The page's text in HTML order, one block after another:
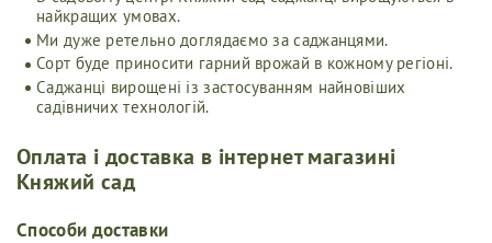
найкращих умовах.
Ми дуже ретельно доглядаємо за саджанцями.
Сорт буде приносити гарний врожай в кожному регіоні.
Саджанці вирощені із застосуванням найновіших
садівничих технологій.
Оплата і доставка в інтернет магазині
Княжий сад
Cпособи доставки